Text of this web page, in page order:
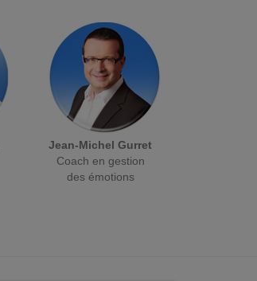
Jean-Michel Gurret
Coach en gestion
des émotions